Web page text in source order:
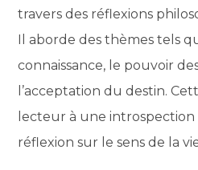
travers des réflexions
Il aborde des thèmes tels
connaissance, le pouvoir
l’acceptation du destin.
lecteur à une
réflexion sur le sens de la